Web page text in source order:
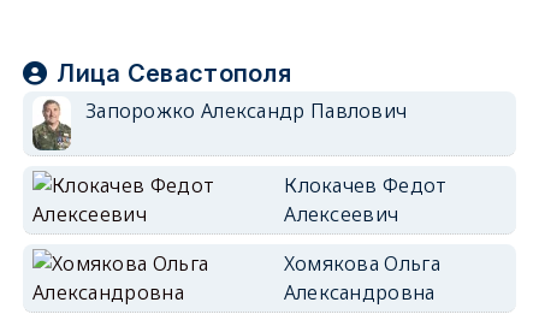
Лица Севастополя
Запорожко Александр Павлович
Клокачев Федот
Алексеевич
Хомякова Ольга
Александровна